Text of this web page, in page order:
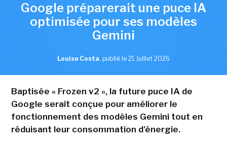
Google préparerait une puce IA
optimisée pour ses modèles
Gemini
Louise Costa, publié le 21 Juillet 2026
Baptisée « Frozen v2 », la future puce IA de
Google serait conçue pour améliorer le
fonctionnement des modèles Gemini tout en
réduisant leur consommation d'énergie.